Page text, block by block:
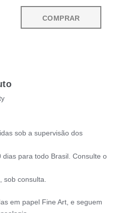
COMPRAR
sob a supervisão dos
para todo Brasil. Consulte o
sob consulta.
em papel Fine Art, e seguem